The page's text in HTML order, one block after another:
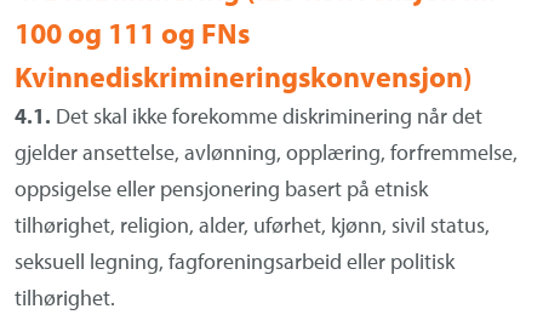
100 og 111 og FNs
Kvinnediskrimineringskonvensjon)
4.1. Det skal ikke forekomme diskriminering når det
gjelder ansettelse, avlønning, opplæring, forfremmelse,
oppsigelse eller pensjonering basert på etnisk
tilhørighet, religion, alder, uførhet, kjønn, sivil status,
seksuell legning, fagforeningsarbeid eller politisk
tilhørighet.